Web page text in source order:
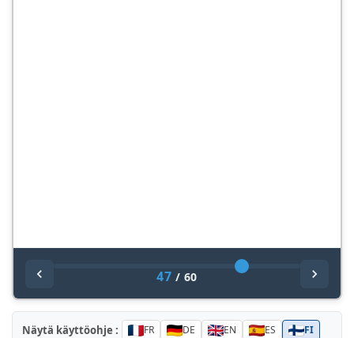
47 / 60
Näytä käyttöohje : FR DE EN ES
FI